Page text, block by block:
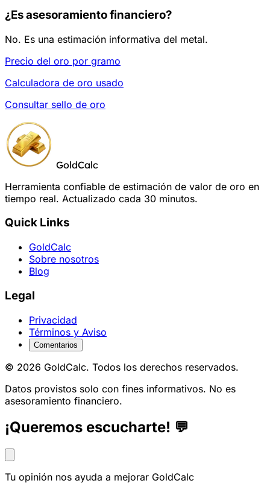
¿Es asesoramiento financiero?
No. Es una estimación informativa del metal.
Precio del oro por gramo
Calculadora de oro usado
Consultar sello de oro
GoldCalc
Herramienta confiable de estimación de valor de oro en
tiempo real. Actualizado cada 30 minutos.
Quick Links
GoldCalc
Sobre nosotros
Blog
Legal
Privacidad
Términos y Aviso
Comentarios
© 2026 GoldCalc. Todos los derechos reservados.
Datos provistos solo con fines informativos. No es
asesoramiento financiero.
¡Queremos escucharte! 💬
Tu opinión nos ayuda a mejorar GoldCalc